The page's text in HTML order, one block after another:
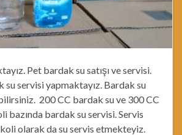
Pet bardak su satışı ve servisi.
su servisi yapmaktayız. Bardak su
200 CC bardak su ve 300 CC
bazında bardak su servisi. Servis
olarak da su servis etmekteyiz.